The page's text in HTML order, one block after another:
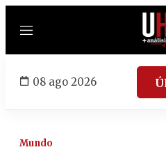
Menú
08 ago 2026
Mundo